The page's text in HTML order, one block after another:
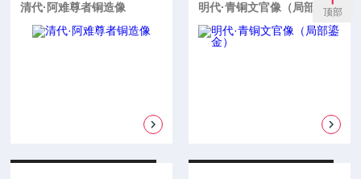
清代·阿难尊者铜造像 明代·青铜文官像（局部鎏金）
顶部